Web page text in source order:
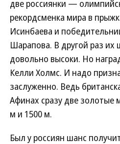
две россиянки —
рекордсменка мира в
Исинбаева и
Шарапова. В другой раз
довольно высоки. Но
Келли Холмс. И надо
заслуженно. Ведь
Афинах сразу две золотые
м и 1500 м.
Был у россиян шанс